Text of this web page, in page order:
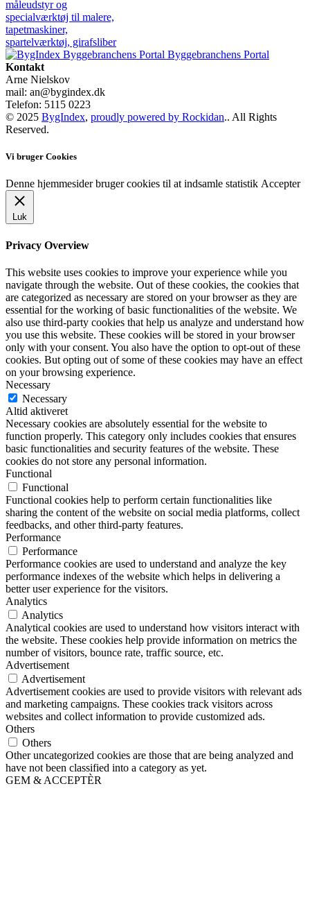
Byggebranchens Portal
Kontakt
Arne Nielskov
mail: an@bygindex.dk
Telefon: 5115 0223
© 2025 BygIndex, proudly powered by Rockidan.. All Rights
Reserved.
Vi bruger Cookies
Denne hjemmesider bruger cookies til at indsamle statistik Accepter
Luk
Privacy Overview
This website uses cookies to improve your experience while you
navigate through the website. Out of these cookies, the cookies that
are categorized as necessary are stored on your browser as they are
essential for the working of basic functionalities of the website. We
also use third-party cookies that help us analyze and understand how
you use this website. These cookies will be stored in your browser
only with your consent. You also have the option to opt-out of these
cookies. But opting out of some of these cookies may have an effect
on your browsing experience.
Necessary
Necessary
Altid aktiveret
Necessary cookies are absolutely essential for the website to
function properly. This category only includes cookies that ensures
basic functionalities and security features of the website. These
cookies do not store any personal information.
Functional
Functional
Functional cookies help to perform certain functionalities like
sharing the content of the website on social media platforms, collect
feedbacks, and other third-party features.
Performance
Performance
Performance cookies are used to understand and analyze the key
performance indexes of the website which helps in delivering a
better user experience for the visitors.
Analytics
Analytics
Analytical cookies are used to understand how visitors interact with
the website. These cookies help provide information on metrics the
number of visitors, bounce rate, traffic source, etc.
Advertisement
Advertisement
Advertisement cookies are used to provide visitors with relevant ads
and marketing campaigns. These cookies track visitors across
websites and collect information to provide customized ads.
Others
Others
Other uncategorized cookies are those that are being analyzed and
have not been classified into a category as yet.
GEM & ACCEPTÈR